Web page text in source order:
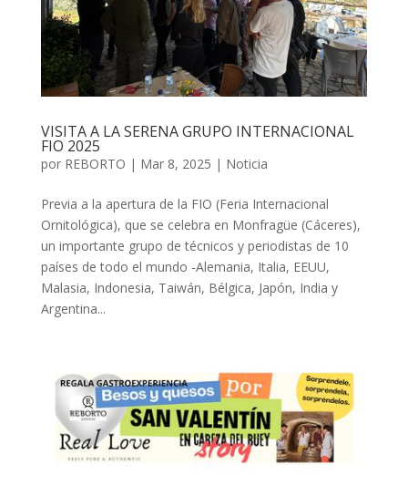
VISITA A LA SERENA GRUPO INTERNACIONAL
FIO 2025
por REBORTO | Mar 8, 2025 | Noticia
Previa a la apertura de la FIO (Feria Internacional
Ornitológica), que se celebra en Monfragüe (Cáceres),
un importante grupo de técnicos y periodistas de 10
países de todo el mundo -Alemania, Italia, EEUU,
Malasia, Indonesia, Taiwán, Bélgica, Japón, India y
Argentina...